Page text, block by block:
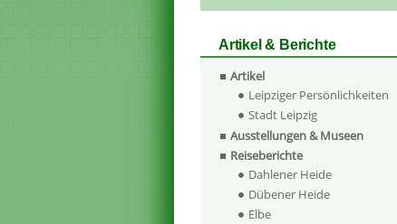
Artikel & Berichte
Artikel
Leipziger Persönlichkeiten
Stadt Leipzig
Ausstellungen & Museen
Reiseberichte
Dahlener Heide
Dübener Heide
Elbe